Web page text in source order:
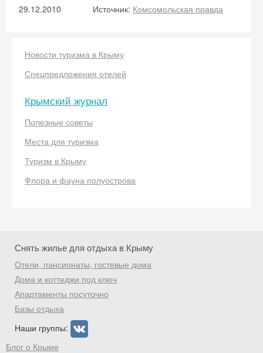
29.12.2010 Источник: Комсомольская правда
Новости туризма в Крыму
Спецпредложения отелей
Крымский журнал
Полезные советы
Места для туризма
Туризм в Крыму
Флора и фауна полуострова
Снять жилье для отдыха в Крыму
Отели, пансионаты, гостевые дома
Дома и коттеджи под ключ
Апартаменты посуточно
Базы отдыха
Наши группы:
Блог о Крыме
Скидка −5%
Хочешь дешевле? Оставь почту и получи